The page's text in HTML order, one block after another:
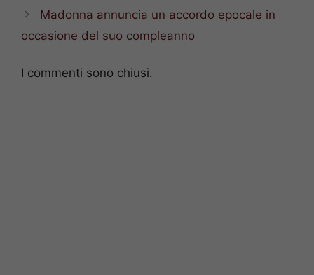
Madonna annuncia un accordo epocale in
occasione del suo compleanno
I commenti sono chiusi.